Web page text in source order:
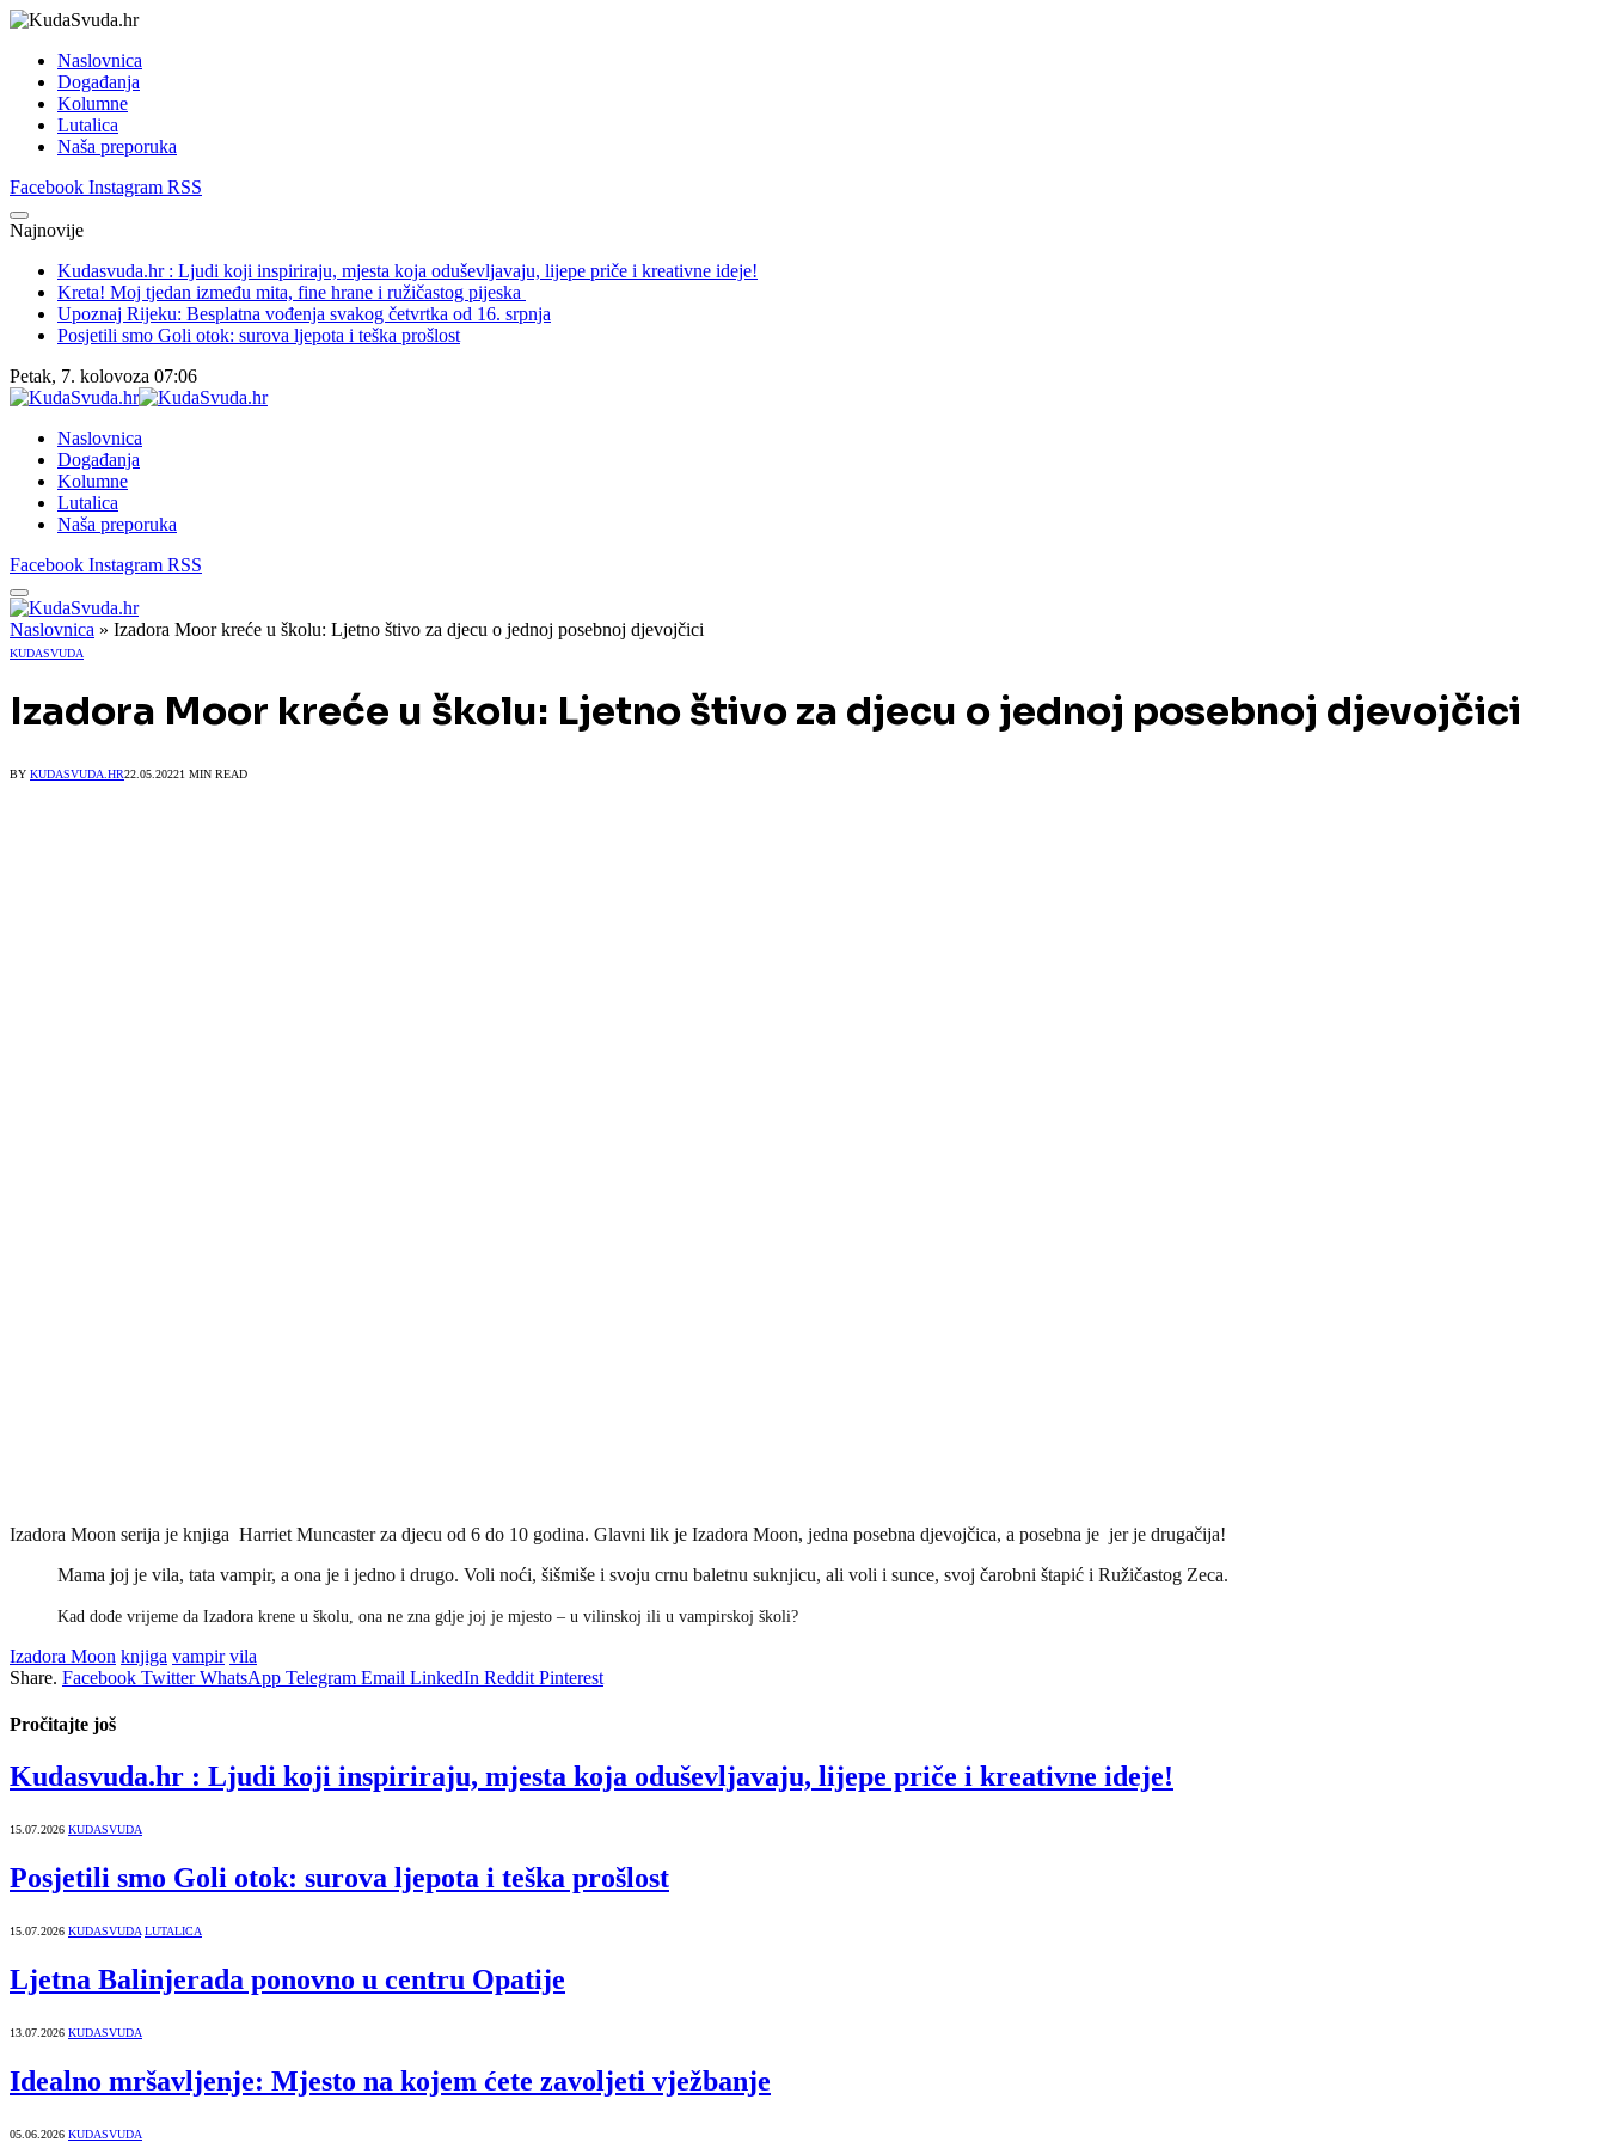
Naslovnica
Događanja
Kolumne
Lutalica
Naša preporuka
Facebook Instagram RSS
Najnovije
Kudasvuda.hr : Ljudi koji inspiriraju, mjesta koja oduševljavaju, lijepe priče i kreativne ideje!
Kreta! Moj tjedan između mita, fine hrane i ružičastog pijeska
Upoznaj Rijeku: Besplatna vođenja svakog četvrtka od 16. srpnja
Posjetili smo Goli otok: surova ljepota i teška prošlost
Petak, 7. kolovoza 07:06
Naslovnica
Događanja
Kolumne
Lutalica
Naša preporuka
Facebook Instagram RSS
Naslovnica » Izadora Moor kreće u školu: Ljetno štivo za djecu o jednoj posebnoj djevojčici
KUDASVUDA
Izadora Moor kreće u školu: Ljetno štivo za djecu o jednoj posebnoj djevojčici
BY KUDASVUDA.HR22.05.20221 MIN READ
Izadora Moon serija je knjiga Harriet Muncaster za djecu od 6 do 10 godina. Glavni lik je Izadora Moon, jedna posebna djevojčica, a posebna je jer je drugačija!
Mama joj je vila, tata vampir, a ona je i jedno i drugo. Voli noći, šišmiše i svoju crnu baletnu suknjicu, ali voli i sunce, svoj čarobni štapić i Ružičastog Zeca.
Kad dođe vrijeme da Izadora krene u školu, ona ne zna gdje joj je mjesto – u vilinskoj ili u vampirskoj školi?
Izadora Moon knjiga vampir vila
Share. Facebook Twitter WhatsApp Telegram Email LinkedIn Reddit Pinterest
Pročitajte još
Kudasvuda.hr : Ljudi koji inspiriraju, mjesta koja oduševljavaju, lijepe priče i kreativne ideje!
15.07.2026 KUDASVUDA
Posjetili smo Goli otok: surova ljepota i teška prošlost
15.07.2026 KUDASVUDA LUTALICA
Ljetna Balinjerada ponovno u centru Opatije
13.07.2026 KUDASVUDA
Idealno mršavljenje: Mjesto na kojem ćete zavoljeti vježbanje
05.06.2026 KUDASVUDA